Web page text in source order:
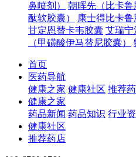
鼻喷剂）
朝晖先（比卡鲁
酞软胶囊）
康士得比卡鲁
甘定恩替卡韦胶囊 艾瑞宁
（甲磺酸伊马替尼胶囊）
首页
医药导航
健康之家 健康社区 推荐
健康之家
药品新闻 药品知识 行业
健康社区
推荐药店